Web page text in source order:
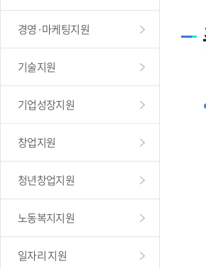
경영·마케팅지원
기술지원
기업성장지원
창업지원
청년창업지원
노동복지지원
일자리 지원